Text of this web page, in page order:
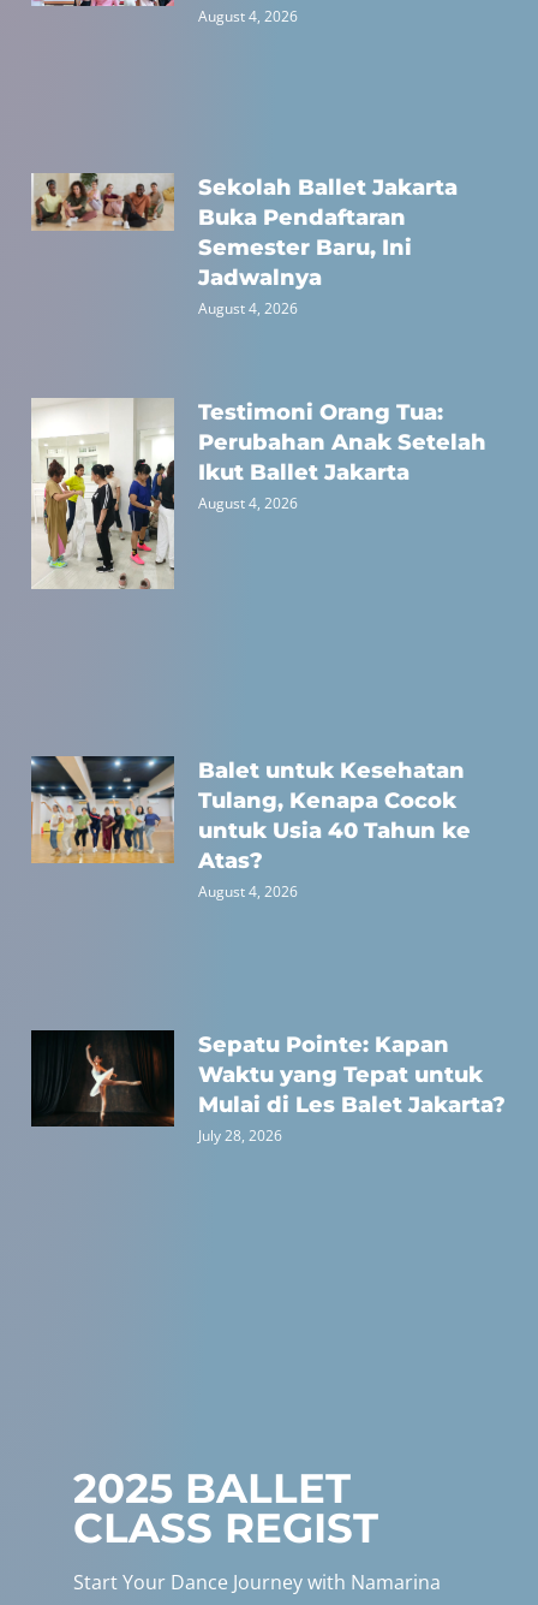
August 4, 2026
Sekolah Ballet Jakarta
Buka Pendaftaran
Semester Baru, Ini
Jadwalnya
August 4, 2026
Testimoni Orang Tua:
Perubahan Anak Setelah
Ikut Ballet Jakarta
August 4, 2026
Balet untuk Kesehatan
Tulang, Kenapa Cocok
untuk Usia 40 Tahun ke
Atas?
August 4, 2026
Sepatu Pointe: Kapan
Waktu yang Tepat untuk
Mulai di Les Balet Jakarta?
July 28, 2026
2025 BALLET
CLASS REGIST
Start Your Dance Journey with Namarina